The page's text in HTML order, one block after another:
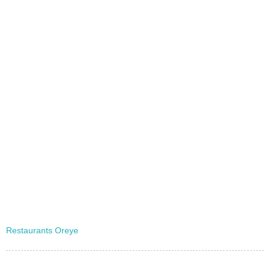
Restaurants Oreye